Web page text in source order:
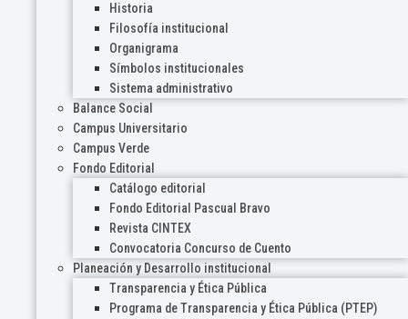
Historia
Filosofía institucional
Organigrama
Símbolos institucionales
Sistema administrativo
Balance Social
Campus Universitario
Campus Verde
Fondo Editorial
Catálogo editorial
Fondo Editorial Pascual Bravo
Revista CINTEX
Convocatoria Concurso de Cuento
Planeación y Desarrollo institucional
Transparencia y Ética Pública
Programa de Transparencia y Ética Pública (PTEP)